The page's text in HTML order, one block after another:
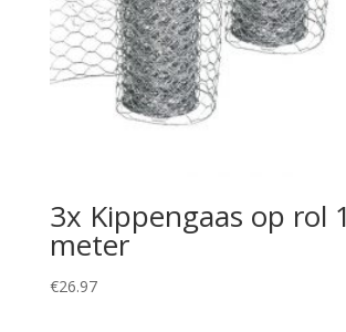
3x Kippengaas op rol
meter
€26.97